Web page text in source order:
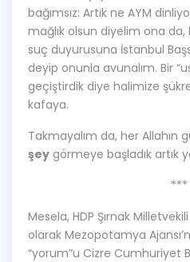
bağımsız: Artık ne AYM
mağlık olsun diyelim ona da,
suç duyurusuna İstanbul
deyip onunla avunalım. Bir
geçiştirdik diye halimize
kafaya.
Takmayalım da, her Allahın
şey görmeye başladık artık
***
Mesela, HDP Şırnak Milletvekili
olarak Mezopotamya
“yorum”u Cizre Cumhuriyet